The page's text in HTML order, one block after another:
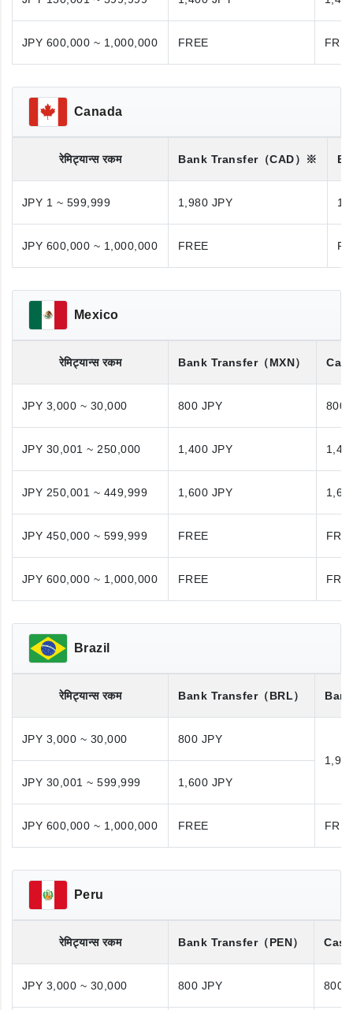
JPY 600,000 ~ 1,000,000 FREE
Canada
रेमिट्यान्स रकम Bank Transfer（CAD）※
JPY 1 ~ 599,999 1,980 JPY
JPY 600,000 ~ 1,000,000 FREE
Mexico
रेमिट्यान्स रकम Bank Transfer（MXN）
JPY 3,000 ~ 30,000 800 JPY 800
JPY 30,001 ~ 250,000 1,400 JPY
JPY 250,001 ~ 449,999 1,600 JPY
JPY 450,000 ~ 599,999 FREE
JPY 600,000 ~ 1,000,000 FREE
Brazil
रेमिट्यान्स रकम Bank Transfer（BRL）
JPY 3,000 ~ 30,000
800 JPY
JPY 30,001 ~ 599,999
1,600 JPY
JPY 600,000 ~ 1,000,000 FREE
Peru
रेमिट्यान्स रकम Bank Transfer（PEN）
JPY 3,000 ~ 30,000 800 JPY 800